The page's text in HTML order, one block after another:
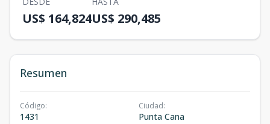
US$ 164,824US$ 290,485
Resumen
Código:
1431
Ciudad:
Punta Cana